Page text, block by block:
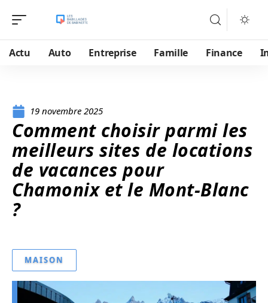
Actu Auto Entreprise Famille Finance
19 novembre 2025
Comment choisir parmi les
meilleurs sites de locations
de vacances pour
Chamonix et le Mont-Blanc
?
MAISON